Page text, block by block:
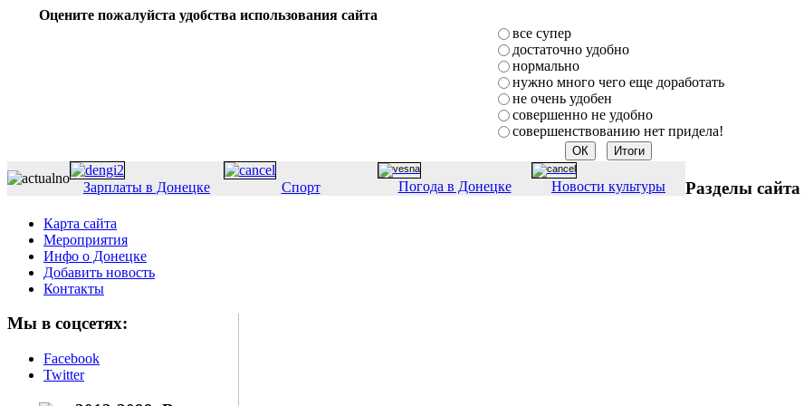
Оцените пожалуйста удобства использования сайта
все супер
достаточно удобно
нормально
нужно много чего еще доработать
не очень удобен
совершенно не удобно
совершенствованию нет придела!
Зарплаты в Донецке Спорт Погода в Донецке Новости культуры Разделы сайта
Карта сайта
Мероприятия
Инфо о Донецке
Добавить новость
Контакты
Мы в соцсетях:
Facebook
Twitter